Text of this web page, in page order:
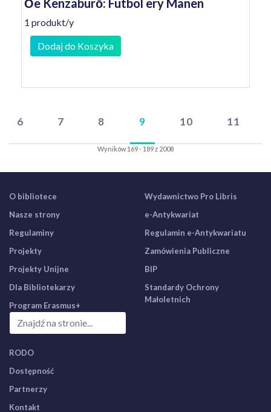
Ōe Kenzaburō: Futbol ery Manen
1 produkt/y
Dodaj do Koszyka
6 7 8 9 10 11
Wyników 169 - 189 z 2008
O bibliotece
Nasze strony
Regulaminy
Projekty
Projekty Unijne
Dla Bibliotekarzy
Program Erasmus+
Wydawnictwo Pro Libris
e-Antykwariat
Regulamin e-Antykwariatu
Zamówienia Publiczne
BIP
Standardy Ochrony
Małoletnich
RODO
Dostępność
Partnerzy
Kontakt